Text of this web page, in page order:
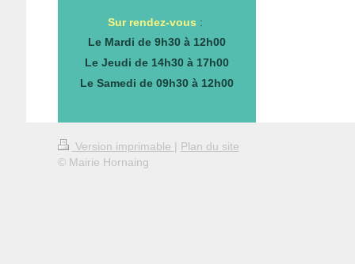
Sur rendez-vous :
Le Mardi de 9h30 à 12h00
Le Jeudi de 14h30 à 17h00
Le Samedi de 09h30 à 12h00
Version imprimable | Plan du site
© Mairie Hornaing